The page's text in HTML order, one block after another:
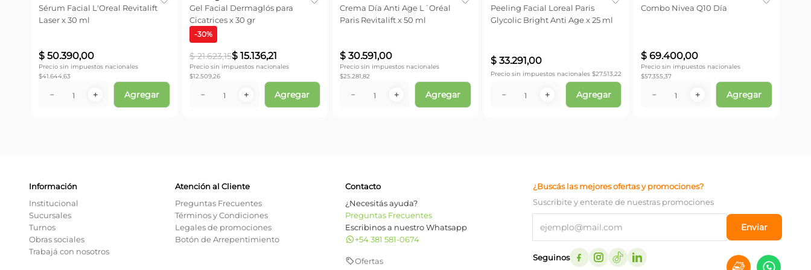
Sérum Facial L'Oreal Revitalift
Laser x 30 ml
$ 50.390,00
Precio sin impuestos nacionales
$41.644,63
＋
－ Agregar
Gel Facial Dermaglós para
Cicatrices x 30 gr
-30%
$ 21.623,15$ 15.136,21
Precio sin impuestos nacionales
$12.509,26
＋
－ Agregar
Crema Día Anti Age L´Oréal
Paris Revitalift x 50 ml
$ 30.591,00
Precio sin impuestos nacionales
$25.281,82
＋
－ Agregar
Peeling Facial Loreal Paris
Glycolic Bright Anti Age x 25 ml
$ 33.291,00
Precio sin impuestos nacionales $27.513,22
＋
－ Agregar
Combo Nivea Q10 Día
$ 69.400,00
Precio sin impuestos nacionales
$57.355,37
＋
－ Agregar
Información
Institucional
Sucursales
Turnos
Obras sociales
Trabajá con nosotros
Atención al Cliente
Preguntas Frecuentes
Términos y Condiciones
Legales de promociones
Botón de Arrepentimiento
Contacto
¿Necesitás ayuda?
Preguntas Frecuentes
Escribinos a nuestro Whatsapp
+54 381 581-0674
Ofertas
¿Buscás las mejores ofertas y promociones?
Suscribite y enterate de nuestras promociones
Enviar
Seguinos